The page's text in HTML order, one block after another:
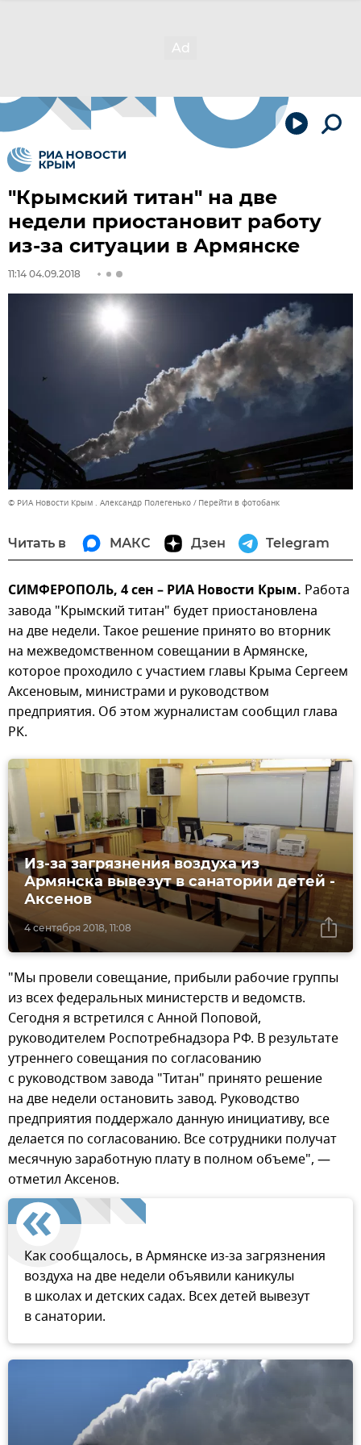
"Крымский титан" на две
недели приостановит работу
из-за ситуации в Армянске
11:14 04.09.2018
© РИА Новости Крым . Александр Полегенько Перейти в фотобанк
Читать в МАКС Дзен Telegram
СИМФЕРОПОЛЬ, 4 сен – РИА Новости Крым. Работа
завода "Крымский титан" будет приостановлена
на две недели. Такое решение принято во вторник
на межведомственном совещании в Армянске,
которое проходило с участием главы Крыма Сергеем
Аксеновым, министрами и руководством
предприятия. Об этом журналистам сообщил глава
РК.
4 сентября 2018, 11:08
Из-за загрязнения воздуха из
Армянска вывезут в санатории детей -
Аксенов
"Мы провели совещание, прибыли рабочие группы
из всех федеральных министерств и ведомств.
Сегодня я встретился с Анной Поповой,
руководителем Роспотребнадзора РФ. В результате
утреннего совещания по согласованию
с руководством завода "Титан" принято решение
на две недели остановить завод. Руководство
предприятия поддержало данную инициативу, все
делается по согласованию. Все сотрудники получат
месячную заработную плату в полном объеме", —
отметил Аксенов.
Как сообщалось, в Армянске из-за загрязнения
воздуха на две недели объявили каникулы
в школах и детских садах. Всех детей вывезут
в санатории.